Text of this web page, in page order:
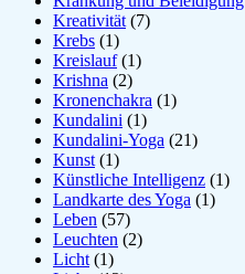
Kreativität (7)
Krebs (1)
Kreislauf(1)
Krishna (2)
Kronenchakra (1)
Kundalini (1)
Kundalini-Yoga (21)
Kunst (1)
Künstliche Intelligenz (1)
Landkarte des Yoga (1)
Leben (57)
Leuchten (2)
Licht (1)